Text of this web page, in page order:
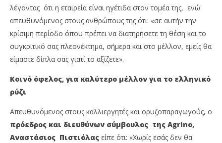
λέγοντας ότι η εταιρεία είναι ηγέτιδα στον τομέα της, ενώ
απευθυνόμενος στους ανθρώπους της ότι: «σε αυτήν την
κρίσιμη περίοδο όπου πρέπει να διατηρήσετε τη θέση και το
συγκριτικό σας πλεονέκτημα, σήμερα και στο μέλλον, εμείς θα
είμαστε δίπλα σας γιατί το αξίζετε».
Κοινό όφελος, για καλύτερο μέλλον για το ελληνικό
ρύζι
Απευθυνόμενος στους καλλιεργητές και ορυζοπαραγωγούς, ο
πρόεδρος και διευθύνων σύμβουλος της Agrino,
Αναστάσιος Πιστιόλας είπε ότι: «Χωρίς εσάς δεν θα